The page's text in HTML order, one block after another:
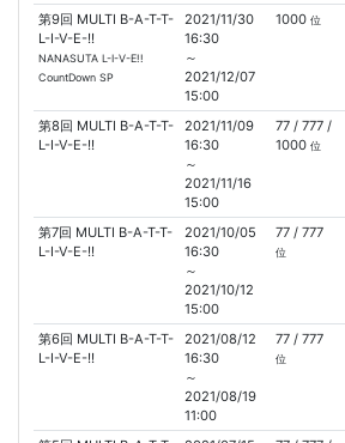
第9回 MULTI B-A-T-T-
L-I-V-E-!!
NANASUTA L-I-V-E!!
CountDown SP
2021/11/30
16:30
～
2021/12/07
15:00
1000位
第8回 MULTI B-A-T-T-
L-I-V-E-!!
2021/11/09
16:30
～
2021/11/16
15:00
77 / 777 /
1000位
第7回 MULTI B-A-T-T-
L-I-V-E-!!
2021/10/05
16:30
～
2021/10/12
15:00
77 / 777
位
第6回 MULTI B-A-T-T-
L-I-V-E-!!
2021/08/12
16:30
～
2021/08/19
11:00
77 / 777
位